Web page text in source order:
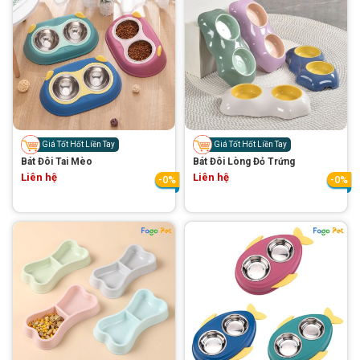
GIỚI THIỆU
DỊCH VỤ
Khách sạn chó mèo Spa chó mèo
mèo
Dịch vụ huấn luyện chó
Dịch vụ mua bán chó
mèo
Dịch vụ phối giống chó
TIN TỨC
Giá Tốt Hốt Liền Tay
Bát Đôi Tai Mèo
Liên hệ -0%
Giá Tốt Hốt Liền Tay
Bát Đôi Lòng Đỏ Trứng
Liên hệ -0%